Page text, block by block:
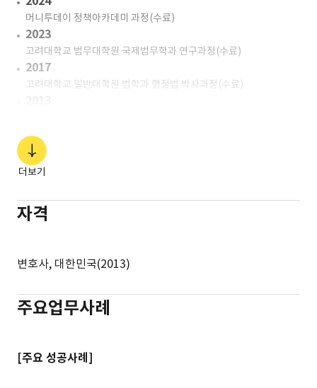
2014-15
창원지방검찰청 법무관
2013-14
교육부 감사관실 법무관
머니투데이 정책아카데미 과정(수료)
2023
고려대학교 법무대학원 국제법무학과 연구과정(수료)
2017
고려대학교 일반대학원 법학과 행정법 박사과정(수료)
2013
부산대학교 법학전문대학원
2009
이수
2009
부산 동인고등학교
더보기
자격
변호사, 대한민국(2013)
주요업무사례
[주요 성공사례]